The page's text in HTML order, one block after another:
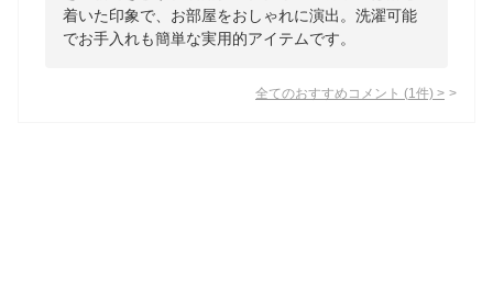
着いた印象で、お部屋をおしゃれに演出。洗濯可能
でお手入れも簡単な実用的アイテムです。
全てのおすすめコメント (1 件) >